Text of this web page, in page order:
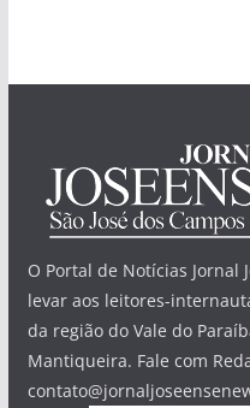
O Portal de Notícias Jornal
levar aos leitores-
da região do Vale do
Mantiqueira. Fale com